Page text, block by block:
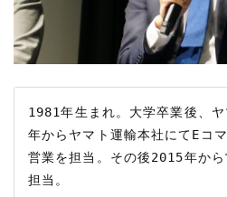
1981年生まれ。大学卒業後、
年からヤマト運輸本社にてEコ
営業を担当。その後2015年か